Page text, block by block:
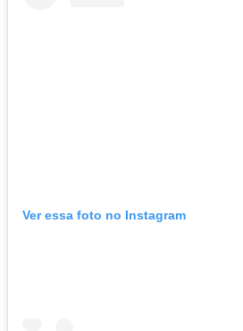
Ver essa foto no Instagram